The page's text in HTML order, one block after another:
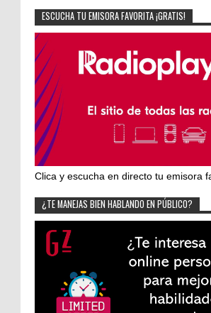
ESCUCHA TU EMISORA FAVORITA ¡GRATIS!
Clica y escucha en directo tu emisora
¿TE MANEJAS BIEN HABLANDO EN PÚBLICO?